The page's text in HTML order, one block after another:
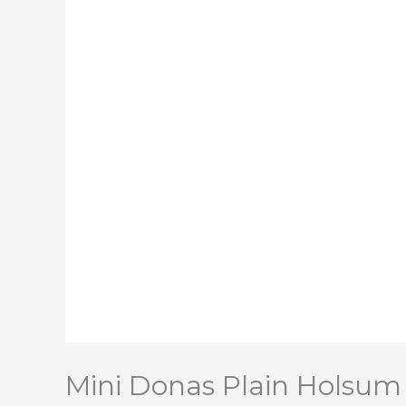
Mini Donas Plain Holsum